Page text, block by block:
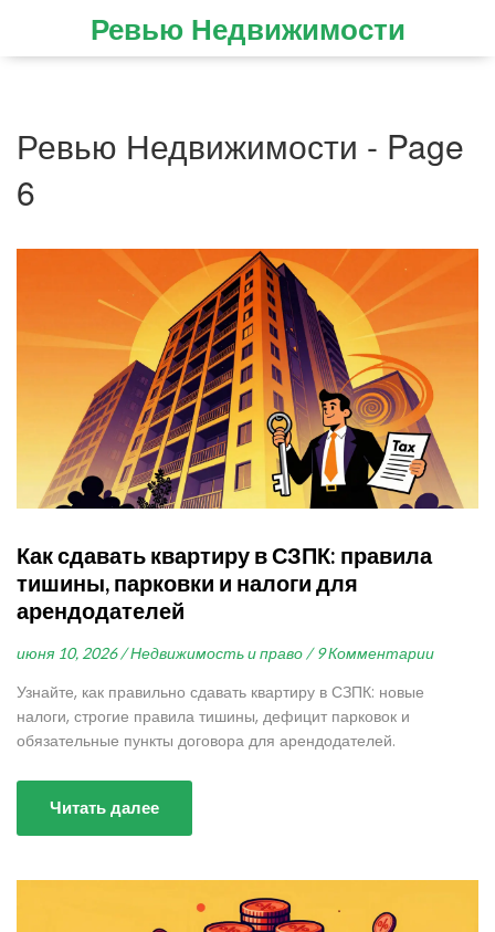
Ревью Недвижимости
Ревью Недвижимости - Page
6
Как сдавать квартиру в СЗПК: правила
тишины, парковки и налоги для
арендодателей
июня 10, 2026 / Недвижимость и право / 9 Комментарии
Узнайте, как правильно сдавать квартиру в СЗПК: новые
налоги, строгие правила тишины, дефицит парковок и
обязательные пункты договора для арендодателей.
Читать далее